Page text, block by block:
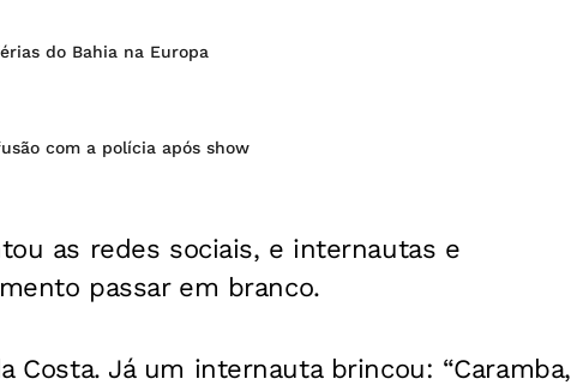
do Bahia na Europa
com a polícia após show
as redes sociais, e internautas e
passar em branco.
Costa. Já um internauta brincou: “Caramba,